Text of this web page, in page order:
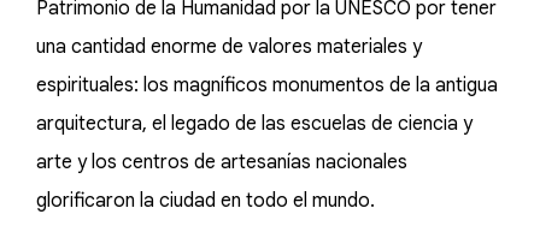
Patrimonio de la Humanidad por la UNESCO por tener
una cantidad enorme de valores materiales y
espirituales: los magníficos monumentos de la antigua
arquitectura, el legado de las escuelas de ciencia y
arte y los centros de artesanías nacionales
glorificaron la ciudad en todo el mundo.